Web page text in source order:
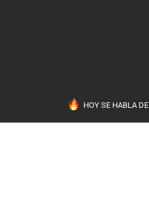
HOY SE HABLA DE